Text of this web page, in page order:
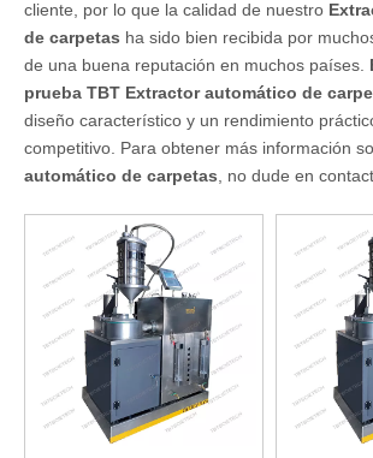
cliente, por lo que la calidad de nuestro
de carpetas ha sido bien recibida por
de una buena reputación en muchos países.
prueba TBT Extractor automático de
diseño característico y un rendimiento
competitivo. Para obtener más información
automático de carpetas , no dude en